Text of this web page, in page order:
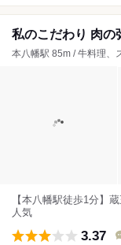
私のこだわり 肉の
本八幡駅 85m / 牛料理、
【本八幡駅徒歩1分】
人気
3.37